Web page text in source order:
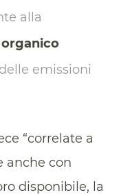
alla
emissioni
“correlate a
anche con
disponibile, la